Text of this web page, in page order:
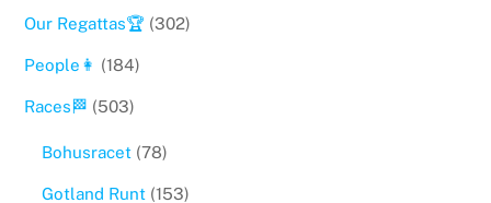
Our Regattas🏆 (302)
People👩 (184)
Races🏁 (503)
Bohusracet(78)
Gotland Runt(153)